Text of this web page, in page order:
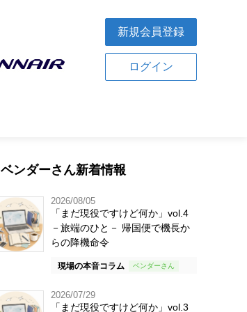
新規会員登録
ログイン
ベンダーさん新着情報
2026/08/05
「まだ現役ですけど何か」vol.4
－旅端のひと－ 帰国便で機長か
らの降機命令
現場の本音コラム
2026/07/29
「まだ現役ですけど何か」vol.3